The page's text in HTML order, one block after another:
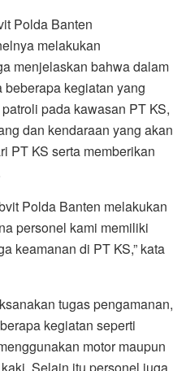
Polda Banten
melakukan
menjelaskan bahwa dalam
kegiatan yang
pada kawasan PT KS,
dan kendaraan yang akan
PT KS serta memberikan
Polda Banten melakukan
personel kami memiliki
keamanan di PT KS,” kata
tugas pengamanan,
kegiatan seperti
motor maupun
Selain itu personel juga